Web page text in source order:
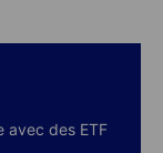
avec des ETF